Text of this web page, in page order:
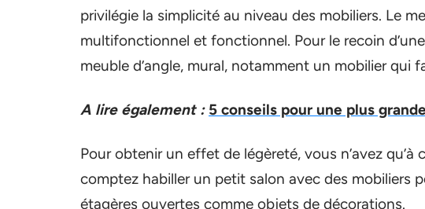
privilégie la simplicité au niveau des mobiliers. Le
multifonctionnel et fonctionnel. Pour le recoin
meuble d’angle, mural, notamment un mobilier qui
A lire également : 5 conseils pour une plus
Pour obtenir un effet de légèreté, vous n’avez qu’à
comptez habiller un petit salon avec des mobiliers
étagères ouvertes comme objets de décorations.